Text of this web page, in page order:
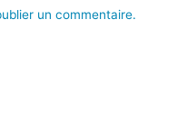
un commentaire.